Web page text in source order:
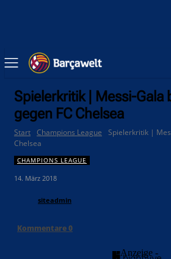
Spielerkritik | Messi-Gala
gegen FC Chelsea
Start Champions League
Spielerkritik |
Chelsea
CHAMPIONS LEAGUE
14. März 2018
siteadmin
Kommentare0
- Anzeige -